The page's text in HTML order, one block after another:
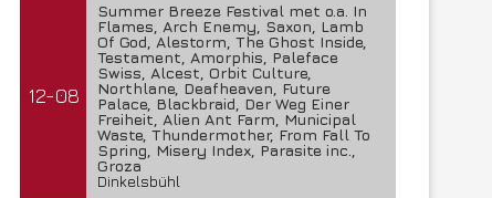
12-08
Summer Breeze Festival met o.a. In
Flames, Arch Enemy, Saxon, Lamb
Of God, Alestorm, The Ghost Inside,
Testament, Amorphis, Paleface
Swiss, Alcest, Orbit Culture,
Northlane, Deafheaven, Future
Palace, Blackbraid, Der Weg Einer
Freiheit, Alien Ant Farm, Municipal
Waste, Thundermother, From Fall To
Spring, Misery Index, Parasite inc.,
Groza
Dinkelsbühl